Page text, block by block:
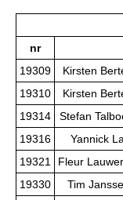
nr
19309
Kirsten
19310
Kirsten
19314
Stefan
19316
Yannick
19321
Fleur
19330
Tim